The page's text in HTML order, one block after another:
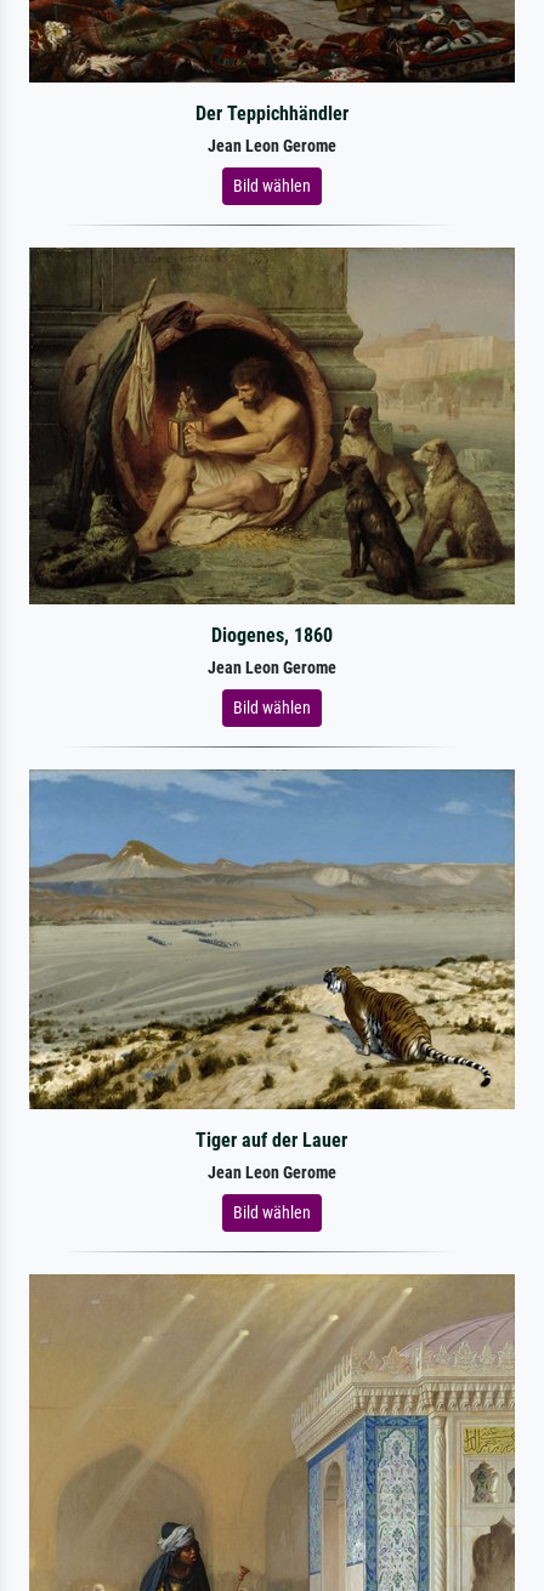
Der Teppichhändler
Jean Leon Gerome
Bild wählen
Diogenes, 1860
Jean Leon Gerome
Bild wählen
Tiger auf der Lauer
Jean Leon Gerome
Bild wählen